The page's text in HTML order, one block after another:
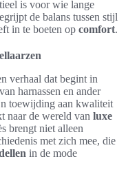
is voor wie lange
de balans tussen stijl
in te boeten op comfort.
verhaal dat begint in
harnassen en ander
toewijding aan kwaliteit
naar de wereld van luxe
brengt niet alleen
met zich mee, die
in de mode